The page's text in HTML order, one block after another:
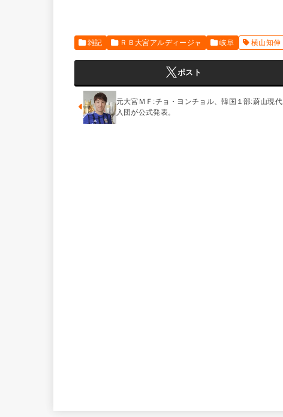
雑記 ＲＢ大宮アルディージャ 岐阜 横山知伸
ポスト
元大宮ＭＦ:チョ・ヨンチョル、韓国１部:蔚山現代
入団が公式発表。